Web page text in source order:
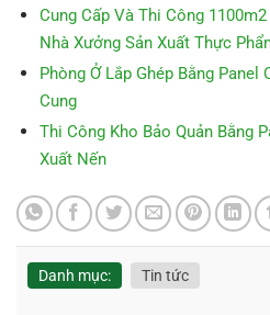
Cung Cấp Và Thi Công
Nhà Xưởng Sản Xuất Thực
Phòng Ở Lắp Ghép Bằng
Cung
Thi Công Kho Bảo Quản Bằng
Xuất Nến
Danh mục: Tin tức